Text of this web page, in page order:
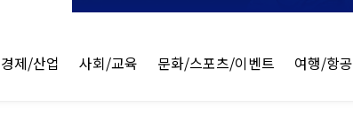
경제/산업 사회/교육 문화/스포츠/이벤트 여행/항공